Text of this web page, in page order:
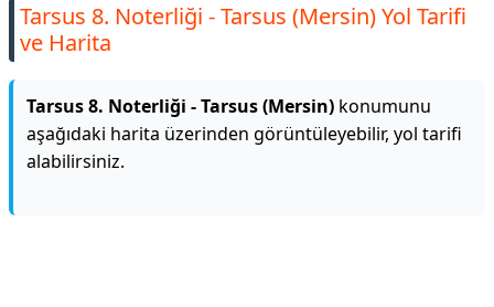
Tarsus 8. Noterliği - Tarsus (Mersin) Yol Tarifi
ve Harita
Tarsus 8. Noterliği - Tarsus (Mersin) konumunu
aşağıdaki harita üzerinden görüntüleyebilir, yol tarifi
alabilirsiniz.